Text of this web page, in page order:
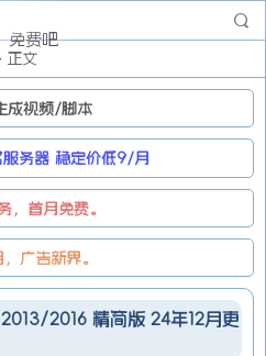
免费吧
正文
成视频/脚本
务器 稳定价低9/月
，首月免费。
广告新界。
2016 精简版 24年12月更